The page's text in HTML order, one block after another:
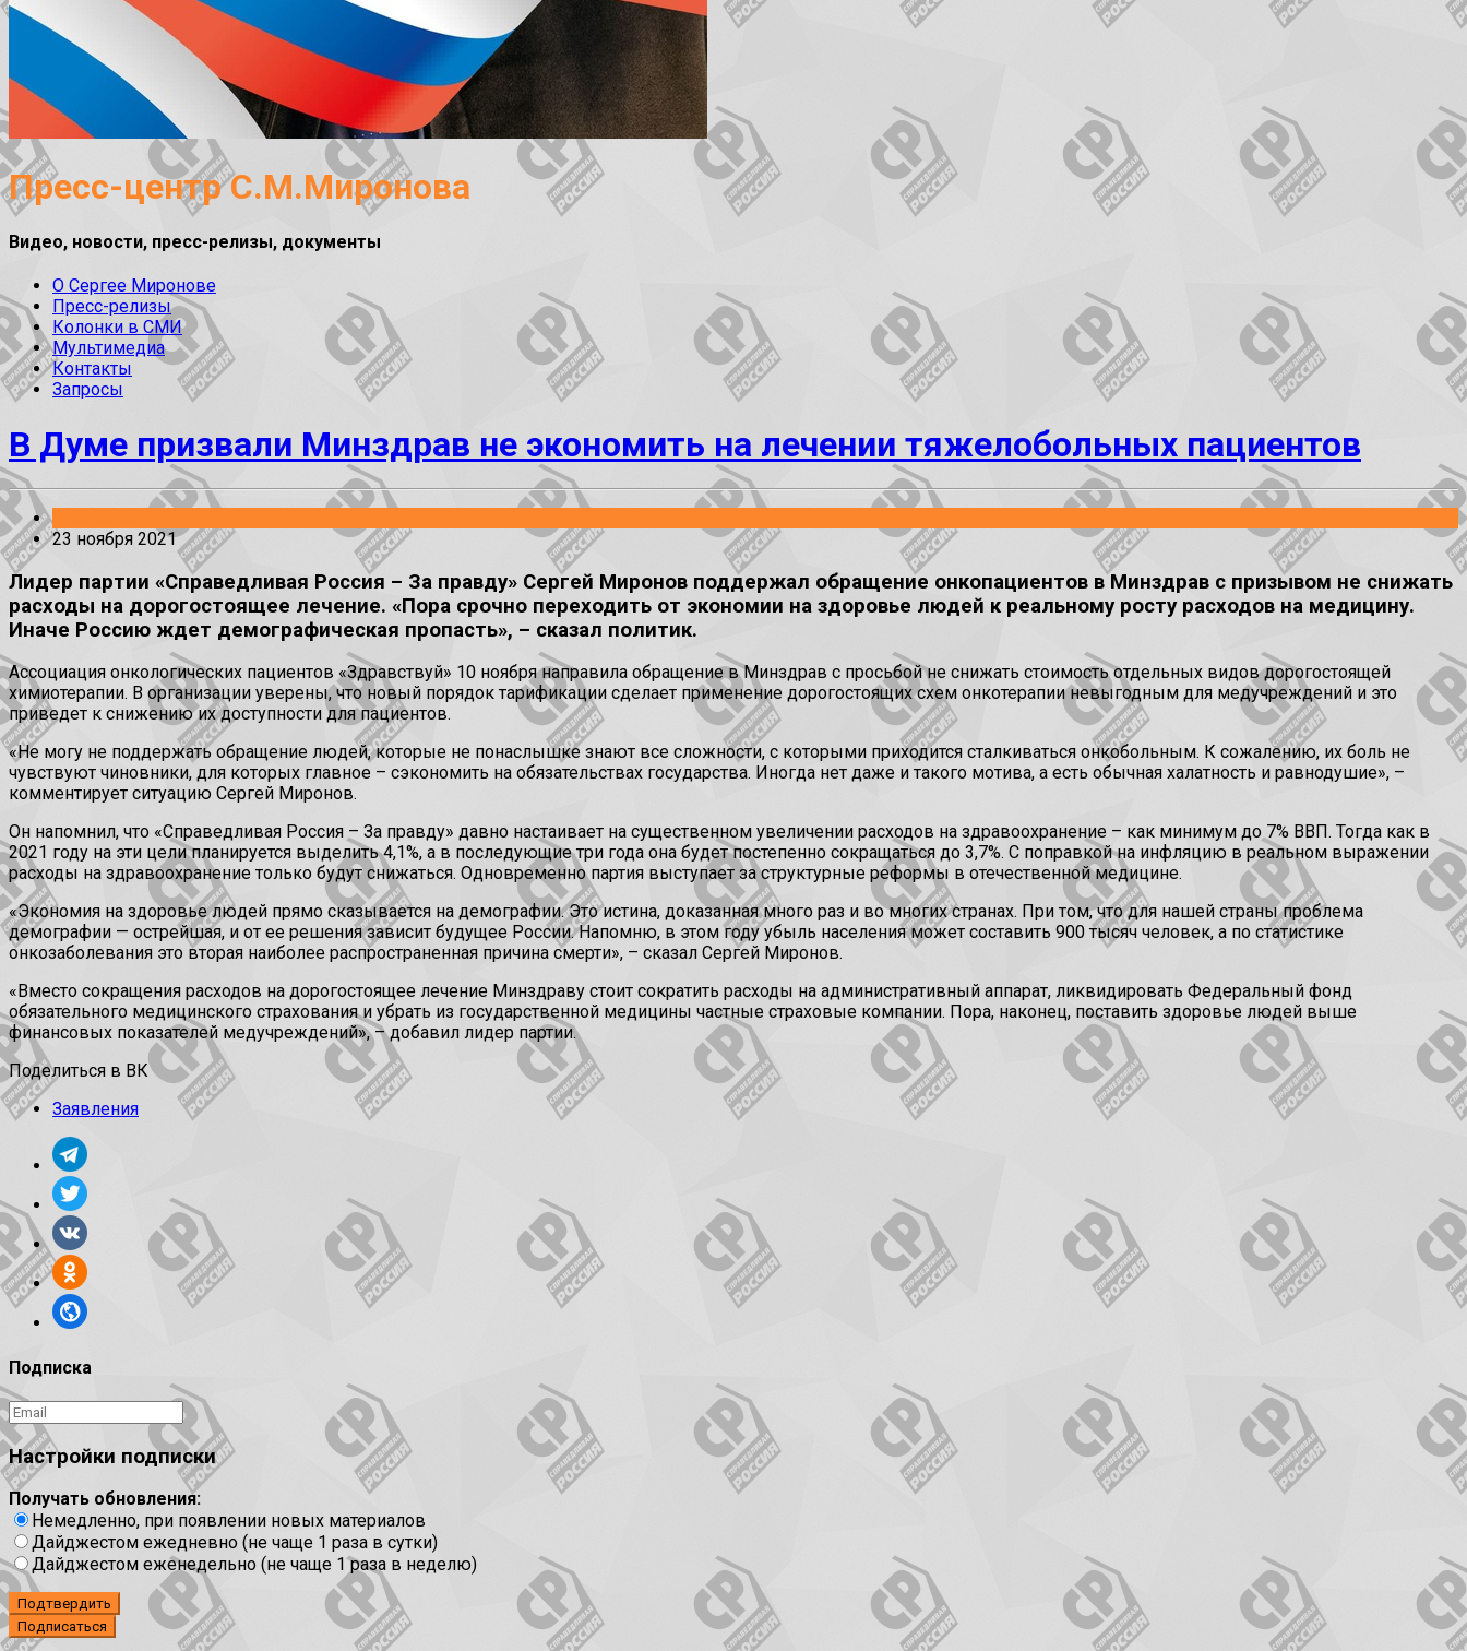
Пресс-центр С.М.Миронова
Видео, новости, пресс-релизы, документы
О Сергее Миронове
Пресс-релизы
Колонки в СМИ
Мультимедиа
Контакты
Запросы
В Думе призвали Минздрав не экономить на лечении тяжелобольных пациентов
23 ноября 2021
Лидер партии «Справедливая Россия – За правду» Сергей Миронов поддержал обращение онкопациентов в Минздрав с призывом не снижать
расходы на дорогостоящее лечение. «Пора срочно переходить от экономии на здоровье людей к реальному росту расходов на медицину.
Иначе Россию ждет демографическая пропасть», – сказал политик.
Ассоциация онкологических пациентов «Здравствуй» 10 ноября направила обращение в Минздрав с просьбой не снижать стоимость отдельных видов дорогостоящей
химиотерапии. В организации уверены, что новый порядок тарификации сделает применение дорогостоящих схем онкотерапии невыгодным для медучреждений и это
приведет к снижению их доступности для пациентов.
«Не могу не поддержать обращение людей, которые не понаслышке знают все сложности, с которыми приходится сталкиваться онкобольным. К сожалению, их боль не
чувствуют чиновники, для которых главное – сэкономить на обязательствах государства. Иногда нет даже и такого мотива, а есть обычная халатность и равнодушие», –
комментирует ситуацию Сергей Миронов.
Он напомнил, что «Справедливая Россия – За правду» давно настаивает на существенном увеличении расходов на здравоохранение – как минимум до 7% ВВП. Тогда как в
2021 году на эти цели планируется выделить 4,1%, а в последующие три года она будет постепенно сокращаться до 3,7%. С поправкой на инфляцию в реальном выражении
расходы на здравоохранение только будут снижаться. Одновременно партия выступает за структурные реформы в отечественной медицине.
«Экономия на здоровье людей прямо сказывается на демографии. Это истина, доказанная много раз и во многих странах. При том, что для нашей страны проблема
демографии — острейшая, и от ее решения зависит будущее России. Напомню, в этом году убыль населения может составить 900 тысяч человек, а по статистике
онкозаболевания это вторая наиболее распространенная причина смерти», – сказал Сергей Миронов.
«Вместо сокращения расходов на дорогостоящее лечение Минздраву стоит сократить расходы на административный аппарат, ликвидировать Федеральный фонд
обязательного медицинского страхования и убрать из государственной медицины частные страховые компании. Пора, наконец, поставить здоровье людей выше
финансовых показателей медучреждений», – добавил лидер партии.
Поделиться в ВК
Заявления
Подписка
Настройки подписки
Получать обновления:
Немедленно, при появлении новых материалов
Дайджестом ежедневно (не чаще 1 раза в сутки)
Дайджестом еженедельно (не чаще 1 раза в неделю)
Подтвердить